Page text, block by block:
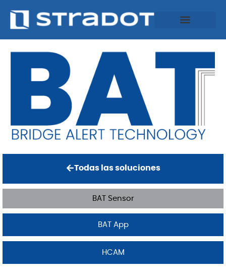
Todas las soluciones
BAT Sensor
BAT App
HCAM